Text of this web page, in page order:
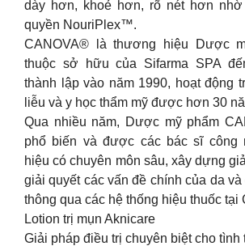
dày hơn, khoẻ hơn, rõ nét hơn
quyền NouriPlex™.
CANOVA® là thương hiệu Dược
thuộc sở hữu của Sifarma SPA
thành lập vào năm 1990, hoạt động
liễu và y học thẩm mỹ được hơn 30
Qua nhiều năm, Dược mỹ phẩm
phổ biến và được các bác sĩ công
hiệu có chuyên môn sâu, xây dựng
giải quyết các vấn đề chính của da
thông qua các hệ thống hiệu thuốc tại
Lotion trị mụn Aknicare
Giải pháp điều trị chuyên biệt cho tình